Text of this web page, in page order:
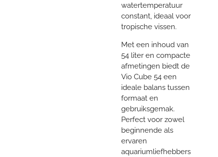
watertemperatuur
constant, ideaal voor
tropische vissen.
Met een inhoud van
54 liter en compacte
afmetingen biedt de
Vio Cube 54 een
ideale balans tussen
formaat en
gebruiksgemak.
Perfect voor zowel
beginnende als
ervaren
aquariumliefhebbers